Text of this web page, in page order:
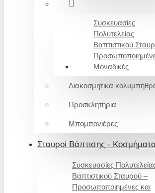
Συσκευασίες
Πολυτελείας
Βαπτιστικού
Μοναδικές
Διακοσμητικά
Προσκλητήρια
Μπομπονιέρες
Σταυροί Βάπτισης -
Συσκευασίες
Βαπτιστικού Σταυρού –
Προσωποποιημένες και